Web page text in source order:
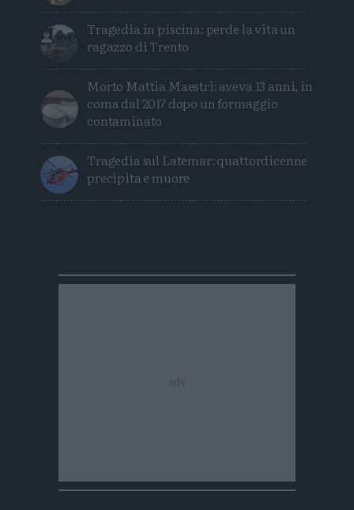
Tragedia in piscina: perde la vita un
ragazzo di Trento
Morto Mattia Maestri: aveva 13 anni, in
coma dal 2017 dopo un formaggio
contaminato
Tragedia sul Latemar: quattordicenne
precipita e muore